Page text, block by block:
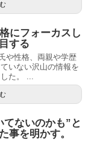
にフォーカスし
する
や性格、両親や学歴
いない沢山の情報を
た。 ...
ないのかも”と
事を明かす。